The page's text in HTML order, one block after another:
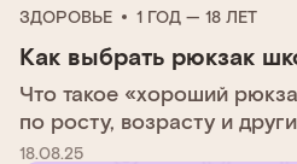
ЗДОРОВЬЕ 1 ГОД — 18 ЛЕТ
Как выбрать рюкзак
Что такое «хороший
по росту, возрасту и
18.08.25